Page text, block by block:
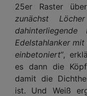
25er Raster
zunächst
Edelstahlanker
einbetoniert“,
es dann die
damit die
ist. Und Weiß